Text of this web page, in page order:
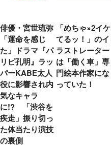
俳優・宮世琉弥
「運命を感じ
た」ドラマ『パ
リピ孔明』ラッ
パーKABE太人
役に影響され内
気なキャラ
に!? 「渋谷を
疾走」振り切っ
た体当たり演技
の裏側
「めちゃ×2イケ
てるッ！」のイ
ラストレーター
は「働く車」専
門絵本作家にな
っていた！